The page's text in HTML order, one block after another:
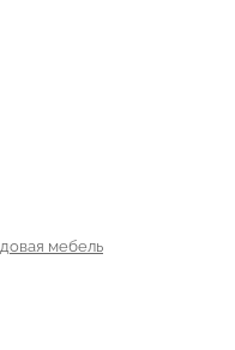
мебель